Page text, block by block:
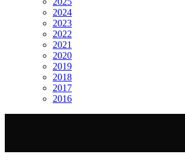
2024
2023
2022
2021
2020
2019
2018
2017
2016